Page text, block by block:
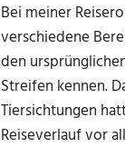
Bei meiner
verschiedene
den
Streifen kennen.
Tiersichtungen
Reiseverlauf vor